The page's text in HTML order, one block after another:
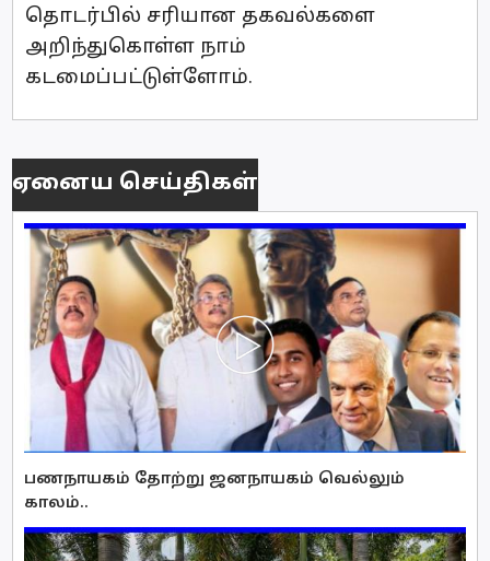
தொடர்பில் சரியான தகவல்களை
அறிந்துகொள்ள நாம்
கடமைப்பட்டுள்ளோம்.​
ஏனைய செய்திகள்
பணநாயகம் தோற்று ஜனநாயகம் வெல்லும்
காலம்..